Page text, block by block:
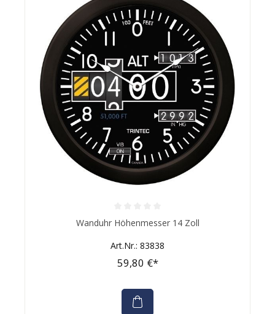
Durchschnittliche Bewertung von 0 von 5 Sternen
Wanduhr Höhenmesser 14 Zoll
Art.Nr.: 83838
59,80 €*